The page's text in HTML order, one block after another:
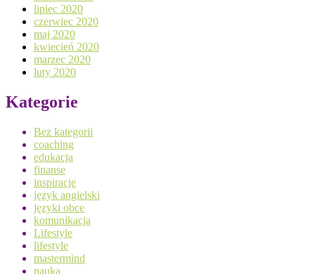
lipiec 2020
czerwiec 2020
maj 2020
kwiecień 2020
marzec 2020
luty 2020
Kategorie
Bez kategorii
coaching
edukacja
finanse
inspiracje
język angielski
języki obce
komunikacja
Lifestyle
lifestyle
mastermind
nauka